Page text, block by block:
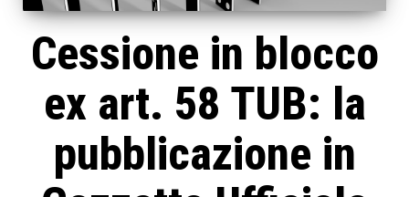
Cessione in blocco
ex art. 58 TUB: la
pubblicazione in